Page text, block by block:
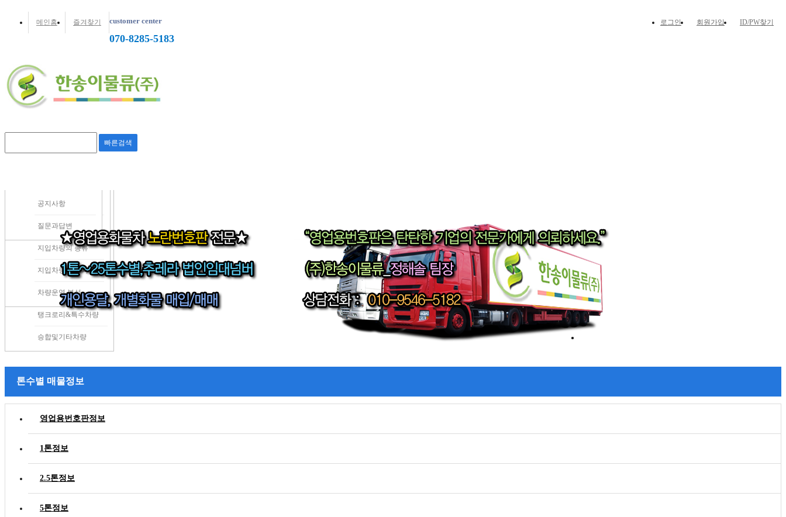
메인홈 즐겨찾기 로그인 회원가입 ID/PW찾기
customer center
070-8285-5183
빠른검색
인사말
회사개요/오시는길
주요거래처
영업용번호판정보
1톤정보
2.5톤정보
5톤정보
8톤이상정보
탱크로리&특수차량
승합및기타차량
지입이란?
지입차량의 장단점
지입차량의 종류
지입차량의 효과
차량운영 분석
공지사항
질문과답변
톤수별 매물정보
영업용번호판정보
1톤정보
2.5톤정보
5톤정보